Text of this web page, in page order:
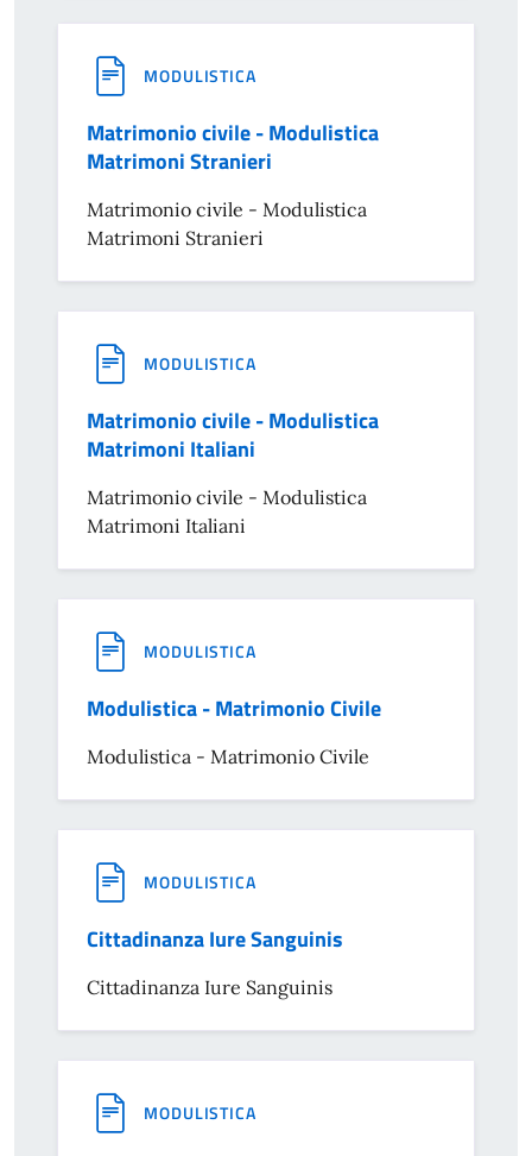
MODULISTICA
Matrimonio civile - Modulistica
Matrimoni Stranieri
Matrimonio civile - Modulistica
Matrimoni Stranieri
MODULISTICA
Matrimonio civile - Modulistica
Matrimoni Italiani
Matrimonio civile - Modulistica
Matrimoni Italiani
MODULISTICA
Modulistica - Matrimonio Civile
Modulistica - Matrimonio Civile
MODULISTICA
Cittadinanza Iure Sanguinis
Cittadinanza Iure Sanguinis
MODULISTICA